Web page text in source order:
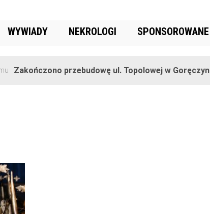
WYWIADY NEKROLOGI SPONSOROWANE
Zakończono przebudowę ul. Topolowej w Goręczynie